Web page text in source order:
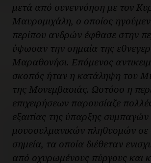
μετά από συνεννόηση με τον
Μαυρομιχάλη, ο οποίος
περίπου ανδρών έφθασε στην
ύψωσαν την σημαία της
Μαραθονήσι. Επόμενος
σκοπός ήταν η κατάληψη του
της Μονεμβασιάς. Ωστόσο η
επιχειρήσεων παρουσίαζε
εξαιτίας της ύπαρξης συμπαγών
μουσουλμανικών πληθυσμών σε
σημεία, τα οποία διέθεταν
από οχυρωμένους πύργους και